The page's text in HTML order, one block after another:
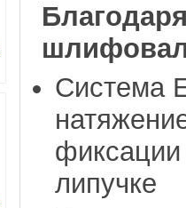
Система
фиксации
липучке